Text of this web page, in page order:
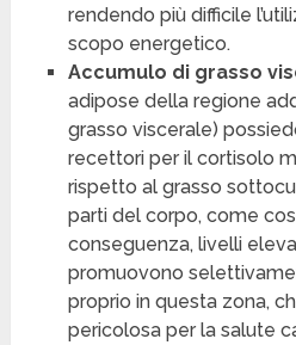
rendendo più difficile
scopo energetico.
Accumulo di grasso
adipose della regione
grasso viscerale)
recettori per il cortisolo
rispetto al grasso
parti del corpo, come
conseguenza, livelli
promuovono
proprio in questa zona,
pericolosa per la salute